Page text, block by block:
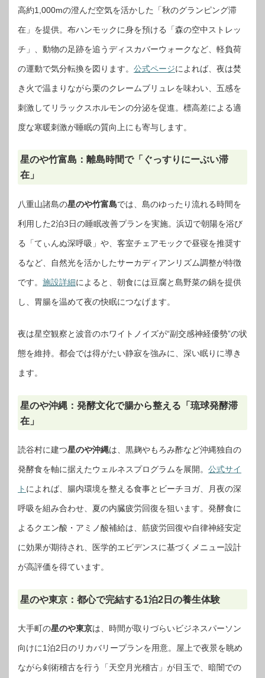
高約1,000mの澄んだ空気を活かした「秋のグランピング滞
在」を提供。布ハンモックに身を預ける「森の空中ストレッ
チ」、動物の足跡を追うディスカバーウォークなど、軽負荷
の運動で気分転換を図ります。 公式ページによれば、夜は焚
き火で温まりながら栗のクレームブリュレを味わい、五感を
刺激してリラックスホルモンの分泌を促進。標高差による適
度な寒暖刺激が睡眠の質向上にも寄与します。
星のや竹富島：離島時間で「ぐっすりにーぶい滞
在」
八重山諸島の星のや竹富島では、島のゆったり流れる時間を
利用した2泊3日の睡眠改善プランを実施。浜辺で朝陽を浴び
る「てぃんぬ深呼吸」や、客室チェアモックで昼寝を推奨す
るなど、自然光を活かしたサーカディアンリズム調整が特徴
です。 施設詳細によると、朝食には豆腐と島野菜の鍋を提供
し、胃腸を温めて夜の快眠につなげます。
夜は星空観察と波音のホワイトノイズが“副交感神経優勢”の状
態を維持。都会では得がたい静寂を強みに、深い眠りに導き
ます。
星のや沖縄：発酵文化で腸から整える「琉球発酵滞
在」
読谷村に建つ星のや沖縄は、黒麹やもろみ酢など沖縄独自の
発酵食を軸に据えたウェルネスプログラムを展開。 公式サイ
ト によれば、腸内環境を整える食事とビーチヨガ、月夜の深
呼吸を組み合わせ、夏の内臓疲労回復を狙います。発酵食に
よるクエン酸・アミノ酸補給は、筋疲労回復や自律神経安定
に効果が期待され、医学的エビデンスに基づくメニュー設計
が高評価を得ています。
星のや東京：都心で完結する1泊2日の養生体験
大手町の星のや東京は、時間が取りづらいビジネスパーソン
向けに1泊2日のリカバリープランを用意。屋上で夜景を眺め
ながら剣術稽古を行う「天空月光稽古」が目玉で、暗闇での